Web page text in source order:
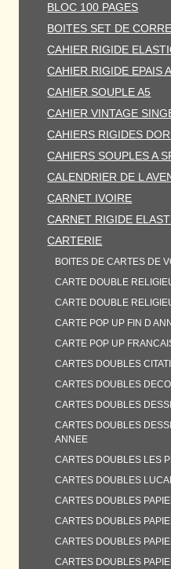
BLOC 100 PAGES
BOITES SET DE
CAHIER RIGIDE
CAHIER RIGIDE EPAIS
CAHIER SOUPLE A5
CAHIER VINTAGE
CAHIERS RIGIDES
CAHIERS SOUPLES A
CALENDRIER DE L
CARNET IVOIRE
CARNET RIGIDE
CARTERIE
BOITES DE CARTES DE
CARTE DOUBLE
CARTE DOUBLE
CARTE POP UP FIN D
CARTE POP UP
CARTES DOUBLES
CARTES DOUBLES DECO
CARTES DOUBLES
CARTES DOUBLES
ANNEE
CARTES DOUBLES LES
CARTES DOUBLES
CARTES DOUBLES
CARTES DOUBLES
CARTES DOUBLES
CARTES DOUBLES